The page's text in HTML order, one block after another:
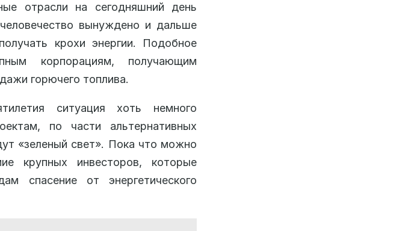
отрасли на сегодняшний день
вынуждено и дальше
крохи энергии. Подобное
корпорациям, получающим
горючего топлива.
ситуация хоть немного
по части альтернативных
«зеленый свет». Пока что можно
крупных инвесторов, которые
спасение от энергетического